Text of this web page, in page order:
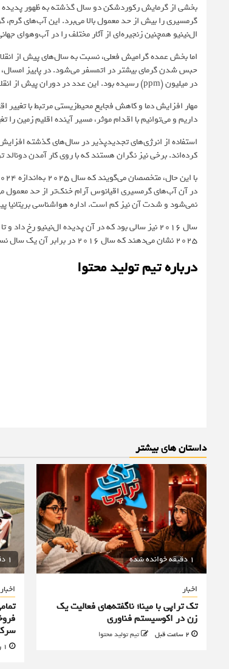
بخشی از گرمایش رکوردشکن دو سال گذشته به ظهور پدیده
گرمسیری را بیش از حد معمول بالا می‌برد. این آب‌های گرم،
ال‌نینیو همچنین زنجیره‌ای از آثار مختلف را در آب‌وهوای
اما بخش عمده گرامیش فعلی، نسبت به سال‌های پیش از
در میلیون (ppm) رسیده بود. این عدد در دوران پیش از انقلاب صنعتی حدود ۲۸۰ بود.
مهار افزایش دما و کاهش فجایع محیط‌زیستی مرتبط با
داریم و می‌توانیم با اقدام موثر، مسیر آینده اقلیم زمین را
استفاده از انرژی‌های تجدیدپذیر در سال‌های گذشته
کرده‌اند. برخی نیز نگران هستند که با روی کار آمدن
در آن آب‌های گرمسیری اقیانوس آرام خنک‌تر از حد معمول
نمی‌شود و شدت آن نیز کم است. اداره هواشناسی بریتانیا پیش‌بینی می‌کند که ۲۰۲۵ پس از ۲۰۲۴ و
سال ۲۰۱۶ نیز سالی بود که در آن پدیده ال‌نینیو
۲۰۲۵ نشان می‌دهند که سال ۲۰۱۶ در برابر آن یک سال نسبتاً خنک است. این یعنی اثر افزایش گازهای گلخانه‌ای بسیار قوی‌تر از اثر خنک‌کننده لانینیا است.
درباره تیم تولید محتوا
داستان های بیشتر
1 دقیقه خوانده شده
اخبار
تک تراپی با مینا؛ ناگفته‌های فعالیت یک
زن در اکوسیستم فناوری
تیم تولید محتوا
1 دقیقه خوانده شده
اخبار
1 روز قبل